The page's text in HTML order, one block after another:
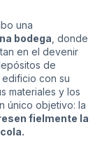
una
bodega , donde
en el devenir
de
con su
materiales y los
único objetivo: la
fielmente la